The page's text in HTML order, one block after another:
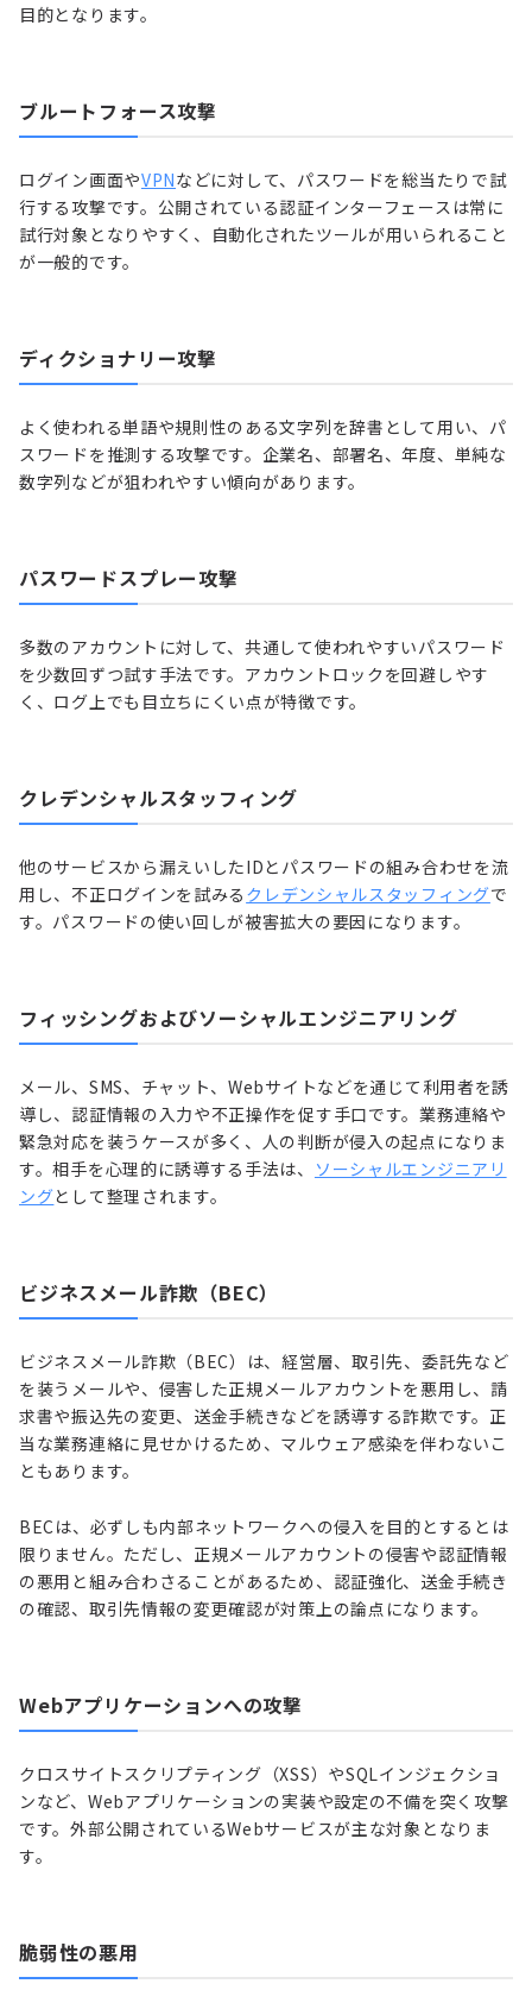
目的となります。
ブルートフォース攻撃
ログイン画面やVPNなどに対して、パスワードを総当たりで試
行する攻撃です。公開されている認証インターフェースは常に
試行対象となりやすく、自動化されたツールが用いられること
が一般的です。
ディクショナリー攻撃
よく使われる単語や規則性のある文字列を辞書として用い、パ
スワードを推測する攻撃です。企業名、部署名、年度、単純な
数字列などが狙われやすい傾向があります。
パスワードスプレー攻撃
多数のアカウントに対して、共通して使われやすいパスワード
を少数回ずつ試す手法です。アカウントロックを回避しやす
く、ログ上でも目立ちにくい点が特徴です。
クレデンシャルスタッフィング
他のサービスから漏えいしたIDとパスワードの組み合わせを流
用し、不正ログインを試みる クレデンシャルスタッフィングで
す。パスワードの使い回しが被害拡大の要因になります。
フィッシングおよびソーシャルエンジニアリング
メール、SMS、チャット、Webサイトなどを通じて利用者を誘
導し、認証情報の入力や不正操作を促す手口です。業務連絡や
緊急対応を装うケースが多く、人の判断が侵入の起点になりま
す。相手を心理的に誘導する手法は、
ソーシャルエンジニアリ
ングとして整理されます。
ビジネスメール詐欺（BEC）
ビジネスメール詐欺（BEC）は、経営層、取引先、委託先など
を装うメールや、侵害した正規メールアカウントを悪用し、請
求書や振込先の変更、送金手続きなどを誘導する詐欺です。正
当な業務連絡に見せかけるため、マルウェア感染を伴わないこ
ともあります。
BECは、必ずしも内部ネットワークへの侵入を目的とするとは
限りません。ただし、正規メールアカウントの侵害や認証情報
の悪用と組み合わさることがあるため、認証強化、送金手続き
の確認、取引先情報の変更確認が対策上の論点になります。
Webアプリケーションへの攻撃
クロスサイトスクリプティング（XSS）やSQLインジェクショ
ンなど、Webアプリケーションの実装や設定の不備を突く攻撃
です。外部公開されているWebサービスが主な対象となりま
す。
脆弱性の悪用